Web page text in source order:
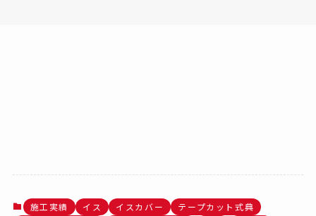
施工実績 イス イスカバー
テープカット式典